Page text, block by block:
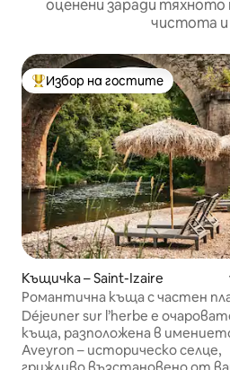
оценени заради
чистота и
Най-популярен избор на
Избор на гостите
Къщичка – Saint-Izaire
Романтична къща с частен
Rêve Aveyron
Déjeuner sur l’herbe е
къща, разположена в
Aveyron – историческо селце,